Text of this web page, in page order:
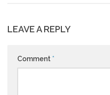
LEAVE A REPLY
Comment *